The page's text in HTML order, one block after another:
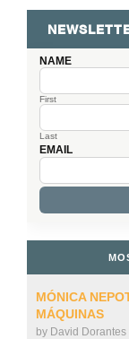
NAME
First
Last
EMAIL
MÓNICA
MÁQUINAS
by David Dorantes